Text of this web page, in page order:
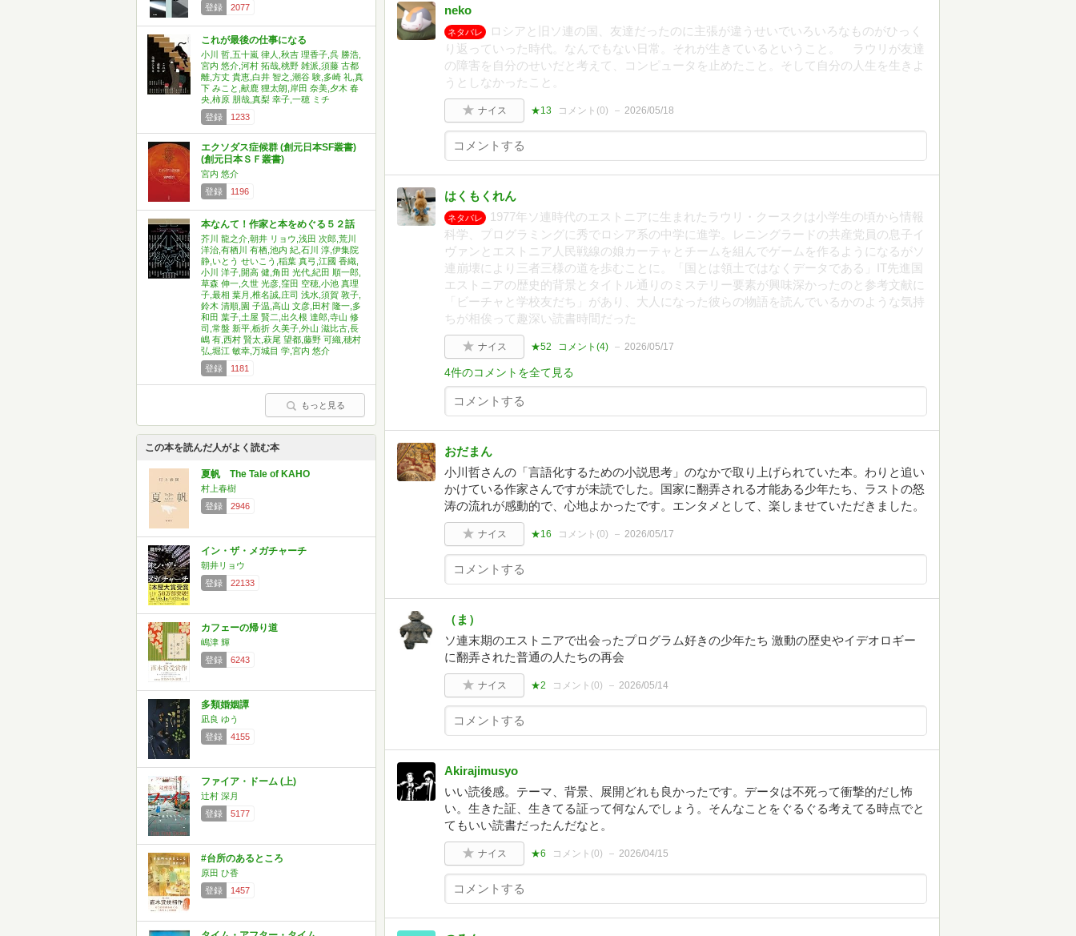
登録
2077
これが最後の仕事になる
小川 哲,五十嵐 律人,秋吉 理香子,呉 勝浩,
宮内 悠介,河村 拓哉,桃野 雑派,須藤 古都
離,方丈 貴恵,白井 智之,潮谷 験,多崎 礼,真
下 みこと,献鹿 狸太朗,岸田 奈美,夕木 春
央,柿原 朋哉,真梨 幸子,一穂 ミチ
登録
1233
エクソダス症候群 (創元日本SF叢書)
(創元日本ＳＦ叢書)
宮内 悠介
登録
1196
本なんて！作家と本をめぐる５２話
芥川 龍之介,朝井 リョウ,浅田 次郎,荒川
洋治,有栖川 有栖,池内 紀,石川 淳,伊集院
静,いとう せいこう,稲葉 真弓,江國 香織,
小川 洋子,開高 健,角田 光代,紀田 順一郎,
草森 伸一,久世 光彦,窪田 空穂,小池 真理
子,最相 葉月,椎名誠,庄司 浅水,須賀 敦子,
鈴木 清順,園 子温,高山 文彦,田村 隆一,多
和田 葉子,土屋 賢二,出久根 達郎,寺山 修
司,常盤 新平,栃折 久美子,外山 滋比古,長
嶋 有,西村 賢太,萩尾 望都,藤野 可織,穂村
弘,堀江 敏幸,万城目 学,宮内 悠介
登録
1181
もっと見る
この本を読んだ人がよく読む本
夏帆 The Tale of KAHO
村上春樹
登録
2946
イン・ザ・メガチャーチ
朝井リョウ
登録
22133
カフェーの帰り道
嶋津 輝
登録
6243
多類婚姻譚
凪良 ゆう
登録
4155
ファイア・ドーム (上)
辻村 深月
登録
5177
#台所のあるところ
原田 ひ香
登録
1457
neko
ネタバレ
ロシアと旧ソ連の国、友達だったのに主張が違うせいでいろいろなものがひっく
り返っていった時代。なんでもない日常。それが生きているということ。 ラウリが友達
の障害を自分のせいだと考えて、コンピュータを止めたこと。そして自分の人生を生きよ
うとしなかったこと。
ナイス ★13 コメント(0) 2026/05/18
はくもくれん
ネタバレ
1977年ソ連時代のエストニアに生まれたラウリ・クースクは小学生の頃から情報
科学、プログラミングに秀でロシア系の中学に進学。レニングラードの共産党員の息子イ
ヴァンとエストニア人民戦線の娘カーテャとチームを組んでゲームを作るようになるがソ
連崩壊により三者三様の道を歩むことに。「国とは領土ではなくデータである」IT先進国
エストニアの歴史的背景とタイトル通りのミステリー要素が興味深かったのと参考文献に
「ビーチャと学校友だち」があり、大人になった彼らの物語を読んでいるかのような気持
ちが相俟って趣深い読書時間だった
ナイス ★52 コメント(4) 2026/05/17
4件のコメントを全て見る
おだまん
小川哲さんの「言語化するための小説思考」のなかで取り上げられていた本。わりと追い
かけている作家さんですが未読でした。国家に翻弄される才能ある少年たち、ラストの怒
涛の流れが感動的で、心地よかったです。エンタメとして、楽しませていただきました。
ナイス ★16 コメント(0) 2026/05/17
（ま）
ソ連末期のエストニアで出会ったプログラム好きの少年たち 激動の歴史やイデオロギー
に翻弄された普通の人たちの再会
ナイス ★2 コメント(0) 2026/05/14
Akirajimusyo
いい読後感。テーマ、背景、展開どれも良かったです。データは不死って衝撃的だし怖
い。生きた証、生きてる証って何なんでしょう。そんなことをぐるぐる考えてる時点でと
てもいい読書だったんだなと。
ナイス ★6 コメント(0) 2026/04/15